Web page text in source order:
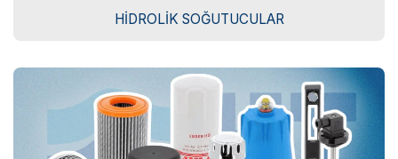
HIDROLIK SOĞUTUCULAR